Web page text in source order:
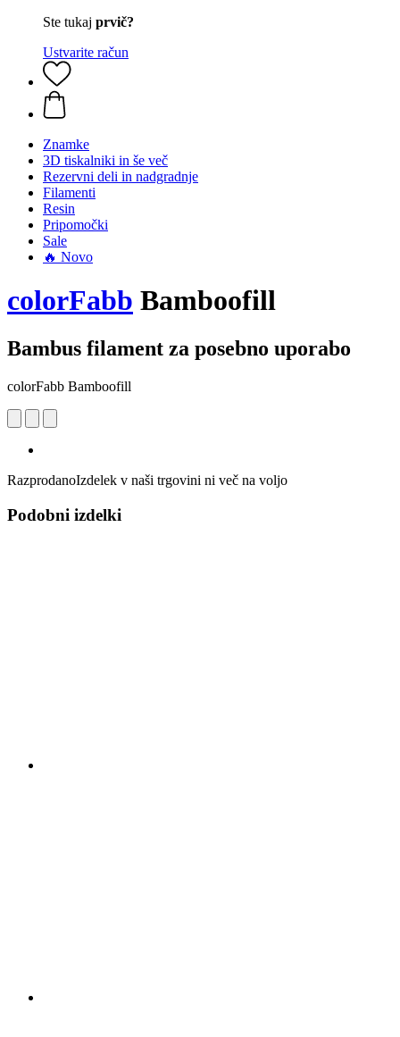
Ste tukaj prvič?
Ustvarite račun
Znamke
3D tiskalniki in še več
Rezervni deli in nadgradnje
Filamenti
Resin
Pripomočki
Sale
🔥 Novo
colorFabb Bamboofill
Bambus filament za posebno uporabo
colorFabb Bamboofill
RazprodanoIzdelek v naši trgovini ni več na voljo
Podobni izdelki